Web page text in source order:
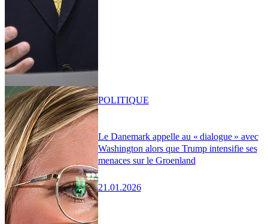
Le Danemark appelle au « dialogue » avec
Washington alors que Trump intensifie ses
menaces sur le Groenland
21.01.2026
POLITIQUE